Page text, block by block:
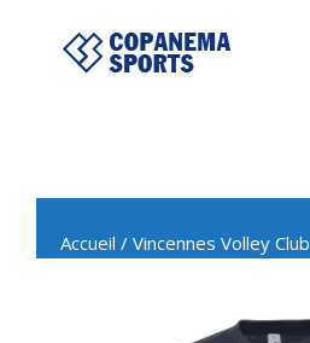
Accueil / Vincennes Volley Club